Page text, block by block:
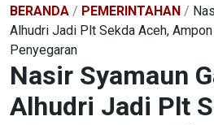
BERANDA / PEMERINTAHAN /
Alhudri Jadi Plt Sekda Aceh,
Penyegaran
Nasir Syamaun
Alhudri Jadi Plt